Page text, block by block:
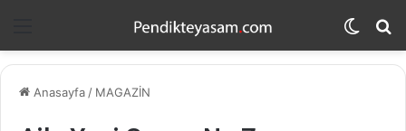
Dış
Anasayfa/ MAGAZİN